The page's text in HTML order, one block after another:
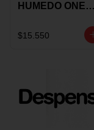
HUMEDO ONE
85 GRS
$15.550